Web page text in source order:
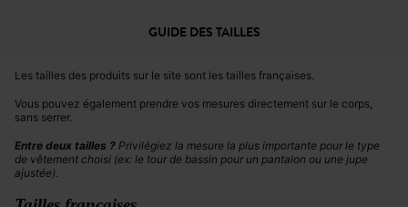
GUIDE DES TAILLES
Les tailles des produits sur le site sont les tailles françaises.
Vous pouvez également prendre vos mesures directement sur le corps,
sans serrer.
Entre deux tailles ? Privilégiez la mesure la plus importante pour le type
de vêtement choisi (ex: le tour de bassin pour un pantalon ou une jupe
ajustée).